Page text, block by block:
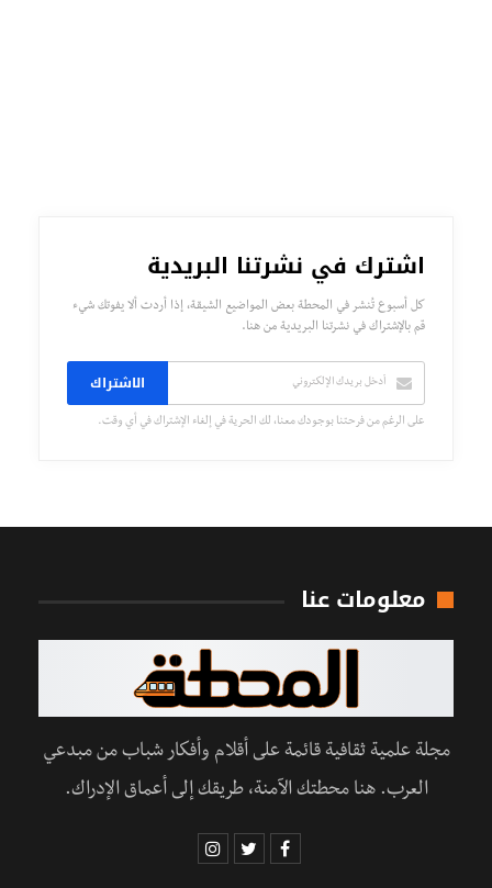
اشترك في نشرتنا البريدية
كل أسبوع تُنشر في المحطة بعض المواضيع الشيقة، إذا أردت ألا يفوتك شيء
قم بالإشتراك في نشرتنا البريدية من هنا.
الاشتراك
على الرغم من فرحتنا بوجودك معنا، لك الحرية في إلغاء الإشتراك في أي وقت.
معلومات عنا
مجلة علمية ثقافية قائمة على أقلام وأفكار شباب من مبدعي
العرب. هنا محطتك الآمنة، طريقك إلى أعماق الإدراك.